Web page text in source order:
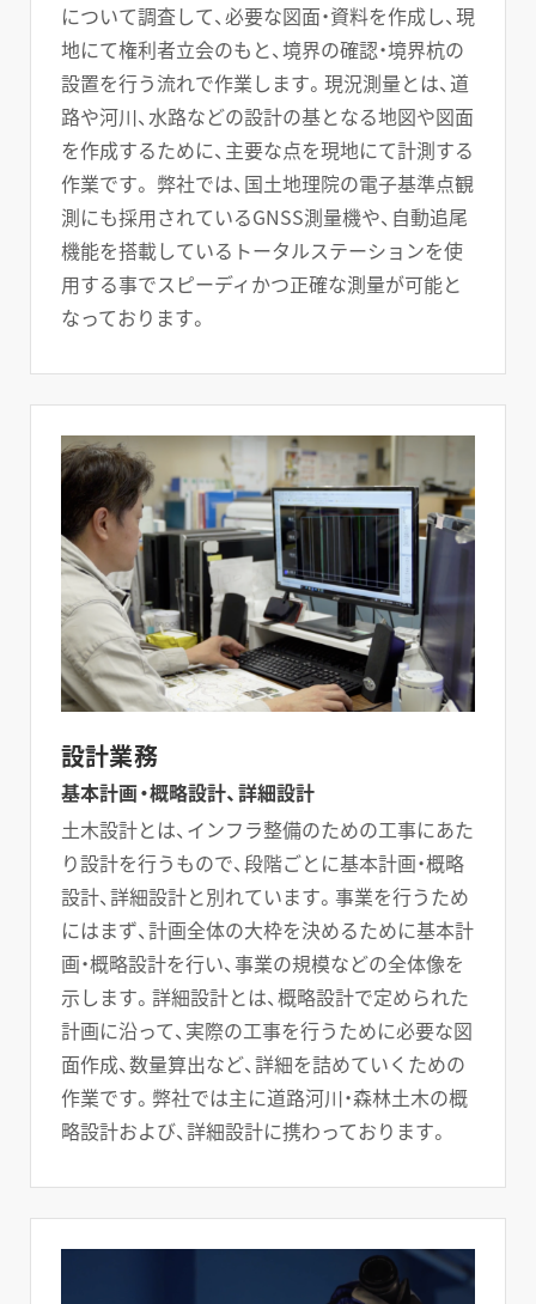
について調査して、必要な図面・資料を作成し、現
地にて権利者立会のもと、境界の確認・境界杭の
設置を行う流れで作業します。現況測量とは、道
路や河川、水路などの設計の基となる地図や図面
を作成するために、主要な点を現地にて計測する
作業です。 弊社では、国土地理院の電子基準点観
測にも採用されているGNSS測量機や、自動追尾
機能を搭載しているトータルステーションを使
用する事でスピーディかつ正確な測量が可能と
なっております。
設計業務
基本計画・概略設計、詳細設計
土木設計とは、インフラ整備のための工事にあた
り設計を行うもので、段階ごとに基本計画・概略
設計、詳細設計と別れています。事業を行うため
にはまず、計画全体の大枠を決めるために基本計
画・概略設計を行い、事業の規模などの全体像を
示します。詳細設計とは、概略設計で定められた
計画に沿って、実際の工事を行うために必要な図
面作成、数量算出など、詳細を詰めていくための
作業です。弊社では主に道路河川・森林土木の概
略設計および、詳細設計に携わっております。